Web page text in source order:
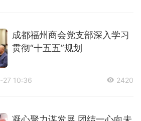
成都福州商会党支部深入学习
贯彻“十五五”规划
10:36 2420